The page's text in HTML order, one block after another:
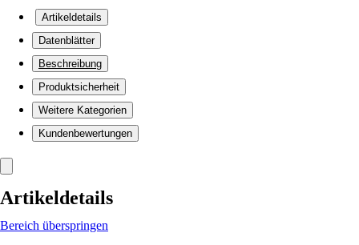
Artikeldetails
Datenblätter
Beschreibung
Produktsicherheit
Weitere Kategorien
Kundenbewertungen
Artikeldetails
Bereich überspringen